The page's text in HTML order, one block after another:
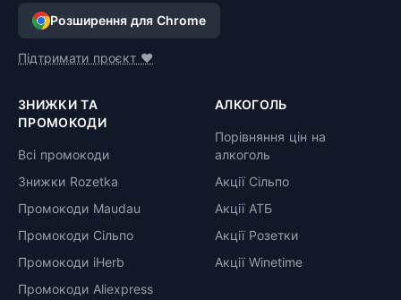
Розширення для Chrome
Підтримати проєкт ❤️
ЗНИЖКИ ТА
ПРОМОКОДИ
Всі промокоди
Знижки Rozetka
Промокоди Maudau
Промокоди Сільпо
Промокоди iHerb
Промокоди Aliexpress
АЛКОГОЛЬ
Порівняння цін на
алкоголь
Акції Сільпо
Акції АТБ
Акції Розетки
Акції Winetime